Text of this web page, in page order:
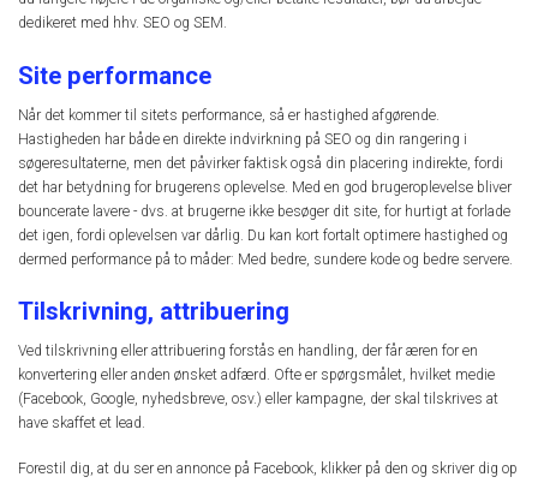
dedikeret med hhv. SEO og SEM.
Site performance
Når det kommer til sitets performance, så er hastighed afgørende.
Hastigheden har både en direkte indvirkning på SEO og din rangering i
søgeresultaterne, men det påvirker faktisk også din placering indirekte, fordi
det har betydning for brugerens oplevelse. Med en god brugeroplevelse bliver
bouncerate lavere - dvs. at brugerne ikke besøger dit site, for hurtigt at forlade
det igen, fordi oplevelsen var dårlig. Du kan kort fortalt optimere hastighed og
dermed performance på to måder: Med bedre, sundere kode og bedre servere.
Tilskrivning, attribuering
Ved tilskrivning eller attribuering forstås en handling, der får æren for en
konvertering eller anden ønsket adfærd. Ofte er spørgsmålet, hvilket medie
(Facebook, Google, nyhedsbreve, osv.) eller kampagne, der skal tilskrives at
have skaffet et lead.
Forestil dig, at du ser en annonce på Facebook, klikker på den og skriver dig op